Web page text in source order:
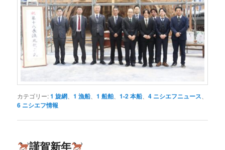
カテゴリー:1 旋網 、1 漁船、1 船舶 、1-2 本船、4 ニシエフニュース
6 ニシエフ情報
謹賀新年